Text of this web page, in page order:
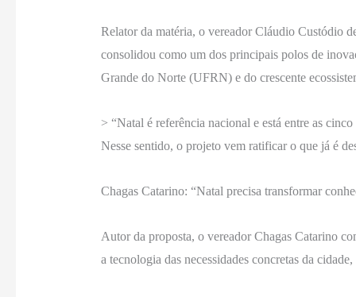
Relator da matéria, o vereador Cláudio Custódio
consolidou como um dos principais polos de
Grande do Norte (UFRN) e do crescente
> “Natal é referência nacional e está entre as
Nesse sentido, o projeto vem ratificar o que já é
Chagas Catarino: “Natal precisa transformar
Autor da proposta, o vereador Chagas Catarino
a tecnologia das necessidades concretas da